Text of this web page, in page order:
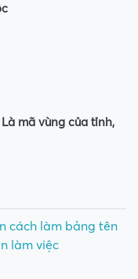
mã vùng của tỉnh,
cách làm bảng tên
làm việc